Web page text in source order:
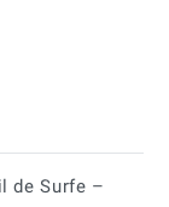
de Surfe –